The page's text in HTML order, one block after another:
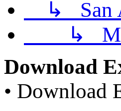
↳
↳
Download
• Download